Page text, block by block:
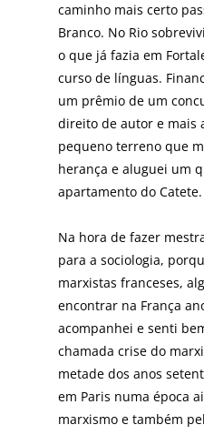
caminho mais certo
Branco. No Rio
o que já fazia em
curso de línguas.
um prêmio de um
direito de autor e mais
pequeno terreno que
herança e aluguei um
apartamento do Catete.
Na hora de fazer
para a sociologia,
marxistas franceses,
encontrar na França
acompanhei e senti
chamada crise do
metade dos anos
em Paris numa época
marxismo e também